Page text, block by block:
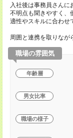
入社後は事務員さんに
不明点も聞きやすく、
適性やスキルに合わせ
周囲と連携を取りなが
職場の雰囲気
年齢層
男女比率
職場の様子